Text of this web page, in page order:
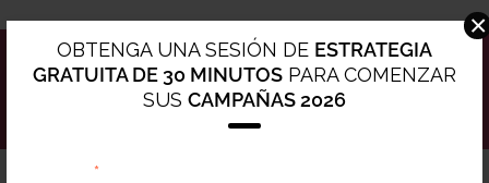
OBTENGA UNA SESIÓN DE ESTRATEGIA
GRATUITA DE 30 MINUTOS PARA COMENZAR
SUS CAMPAÑAS 2026
*
×
GET MY FREE GOOGLE ADS AUDIT